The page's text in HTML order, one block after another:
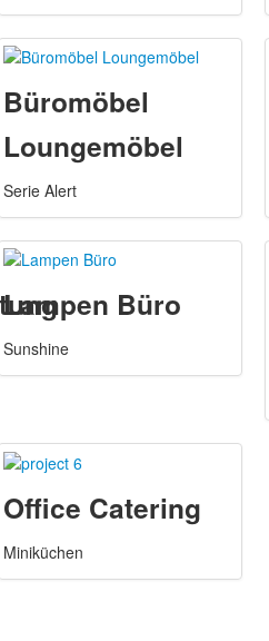
Büromöbel
Loungemöbel
Serie Alert
Lampen Büro
Sunshine
Office Catering
Miniküchen